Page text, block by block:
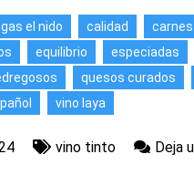
el nido calidad carnes
equilibrio especiadas
quesos curados
vino laya
vino tinto Deja